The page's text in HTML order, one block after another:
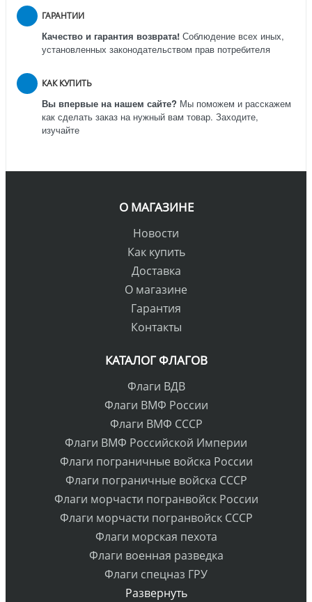
ГАРАНТИИ
Качество и гарантия возврата! Соблюдение всех иных,
установленных законодательством прав потребителя
КАК КУПИТЬ
Вы впервые на нашем сайте? Мы поможем и расскажем
как сделать заказ на нужный вам товар. Заходите,
изучайте
О МАГАЗИНЕ
Новости
Как купить
Доставка
О магазине
Гарантия
Контакты
КАТАЛОГ ФЛАГОВ
Флаги ВДВ
Флаги ВМФ России
Флаги ВМФ СССР
Флаги ВМФ Российской Империи
Флаги пограничные войска России
Флаги пограничные войска СССР
Флаги морчасти погранвойск России
Флаги морчасти погранвойск СССР
Флаги морская пехота
Флаги военная разведка
Флаги спецназ ГРУ
Развернуть